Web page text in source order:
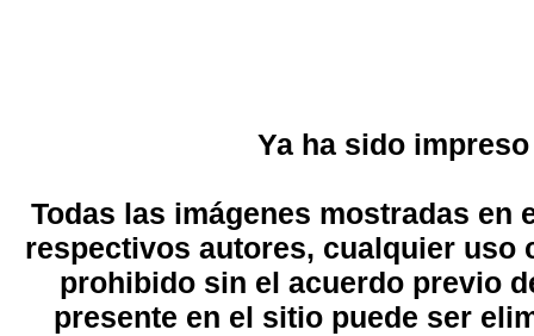
Ya ha sido
Todas las imágenes mostradas en
respectivos autores, cualquier uso
prohibido sin el acuerdo previo
presente en el sitio puede ser